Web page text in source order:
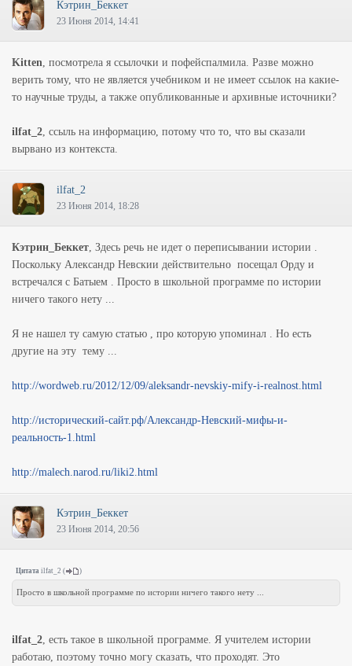
Кэтрин_Беккет
23 Июня 2014, 14:41
Kitten, посмотрела я ссылочки и пофейспалмила. Разве можно
верить тому, что не является учебником и не имеет ссылок на какие-
то научные труды, а также опубликованные и архивные источники?
ilfat_2, ссыль на информацию, потому что то, что вы сказали
вырвано из контекста.
ilfat_2
23 Июня 2014, 18:28
Кэтрин_Беккет, Здесь речь не идет о переписывании истории .
Поскольку Александр Невскии действительно посещал Орду и
встречался с Батыем . Просто в школьной программе по истории
ничего такого нету ...
Я не нашел ту самую статью , про которую упоминал . Но есть
другие на эту тему ...
http://wordweb.ru/2012/12/09/aleksandr-nevskiy-mify-i-realnost.html
http://исторический-сайт.рф/Александр-Невский-мифы-и-
реальность-1.html
http://malech.narod.ru/liki2.html
Кэтрин_Беккет
23 Июня 2014, 20:56
Цитата ilfat_2 ( )
Просто в школьной программе по истории ничего такого нету ...
ilfat_2, есть такое в школьной программе. Я учителем истории
работаю, поэтому точно могу сказать, что проходят. Это